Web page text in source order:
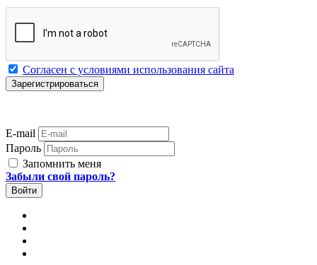
Согласен с условиями использования сайта
E-mail
Пароль
Запомнить меня
Забыли свой пароль?